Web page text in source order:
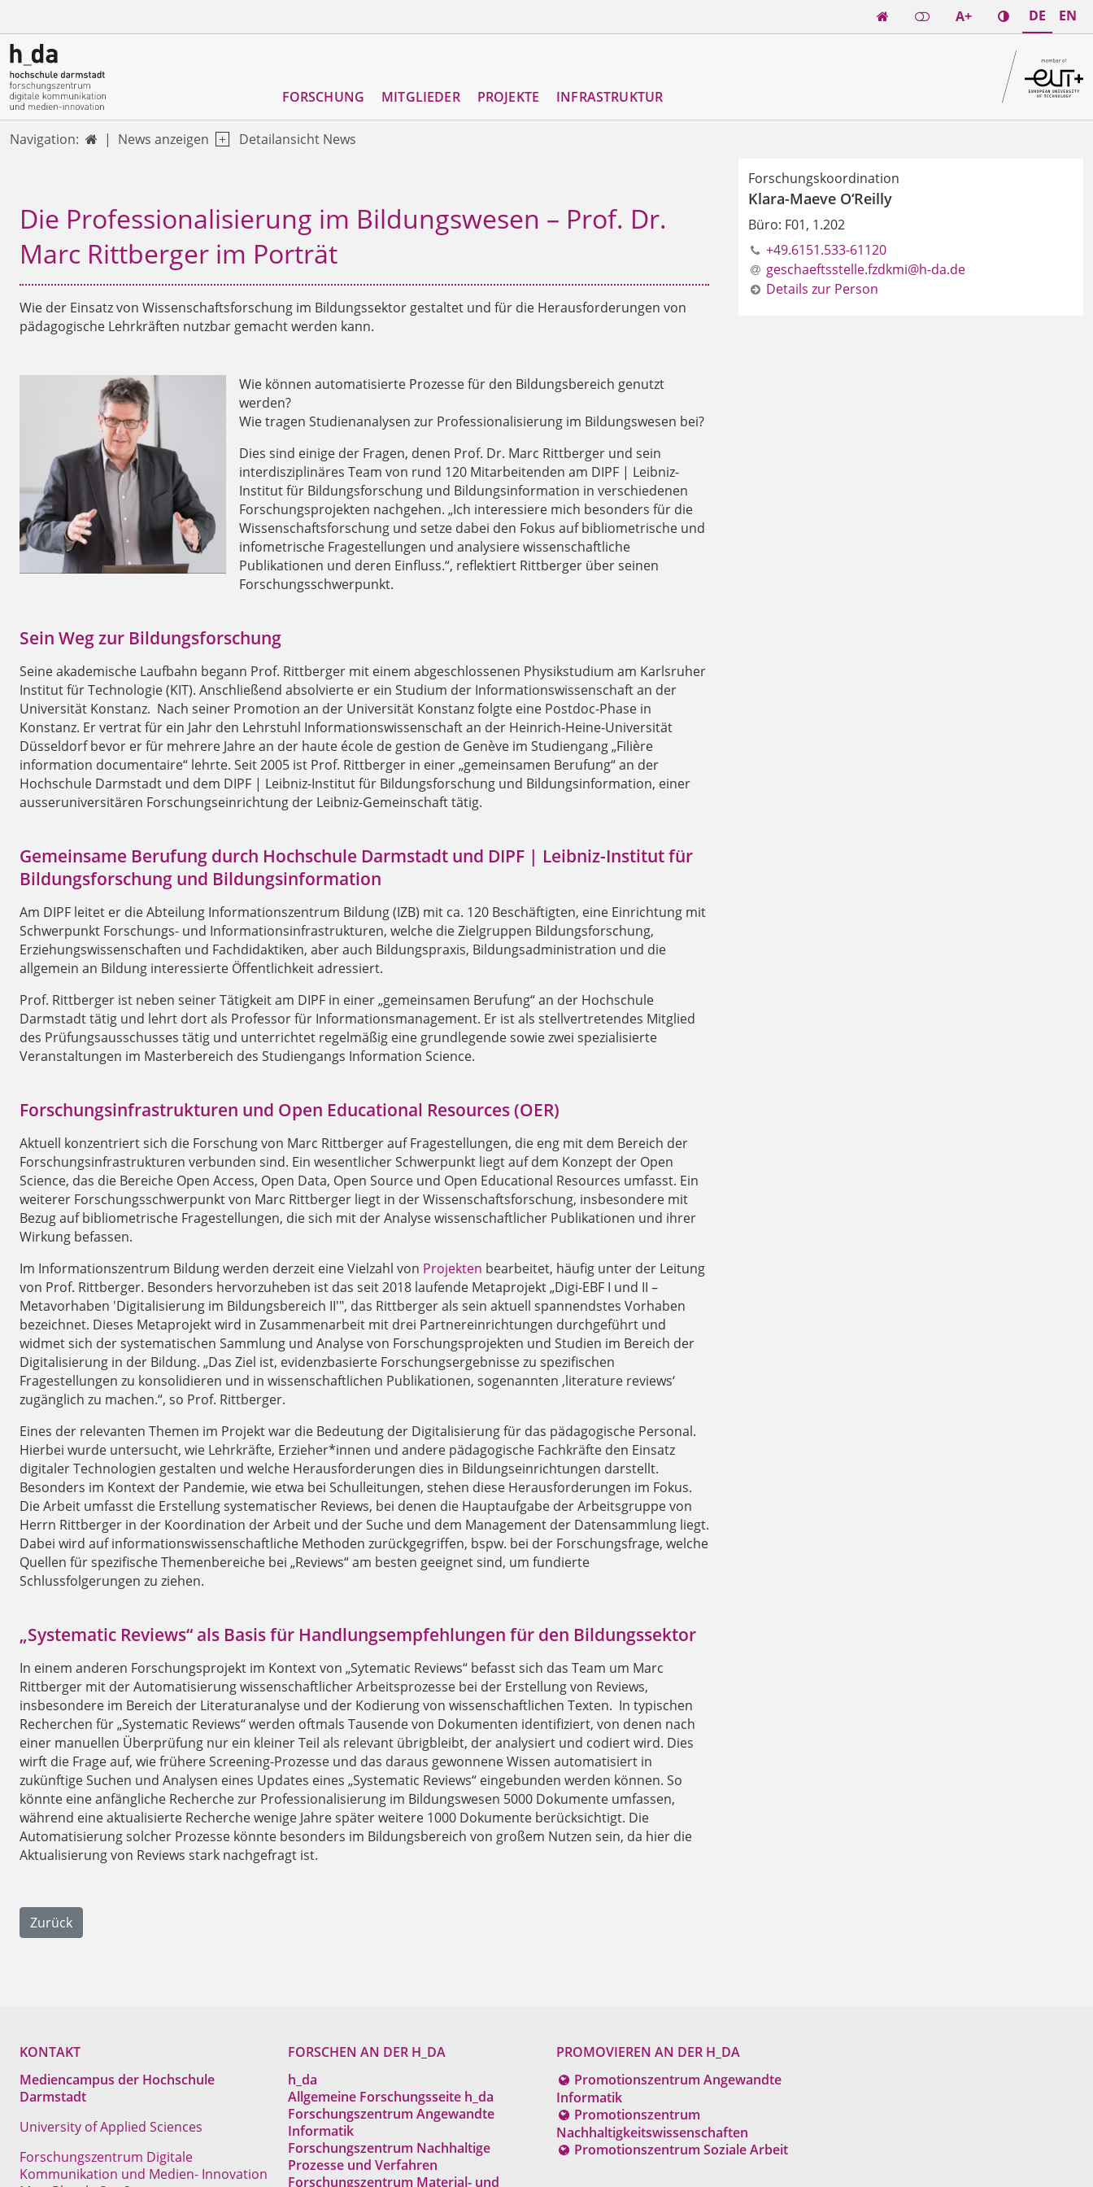
 A+ DE EN
FORSCHUNG MITGLIEDER PROJEKTE INFRASTRUKTUR
Navigation:  News anzeigen Detailansicht News
Die Professionalisierung im Bildungswesen – Prof. Dr.
Marc Rittberger im Porträt
Wie der Einsatz von Wissenschaftsforschung im Bildungssektor gestaltet und für die Herausforderungen von
pädagogische Lehrkräften nutzbar gemacht werden kann.
Wie können automatisierte Prozesse für den Bildungsbereich genutzt
werden?
Wie tragen Studienanalysen zur Professionalisierung im Bildungswesen bei?
Dies sind einige der Fragen, denen Prof. Dr. Marc Rittberger und sein
interdisziplinäres Team von rund 120 Mitarbeitenden am DIPF | Leibniz-
Institut für Bildungsforschung und Bildungsinformation in verschiedenen
Forschungsprojekten nachgehen. „Ich interessiere mich besonders für die
Wissenschaftsforschung und setze dabei den Fokus auf bibliometrische und
infometrische Fragestellungen und analysiere wissenschaftliche
Publikationen und deren Einfluss.“, reflektiert Rittberger über seinen
Forschungsschwerpunkt.
Sein Weg zur Bildungsforschung
Seine akademische Laufbahn begann Prof. Rittberger mit einem abgeschlossenen Physikstudium am Karlsruher
Institut für Technologie (KIT). Anschließend absolvierte er ein Studium der Informationswissenschaft an der
Universität Konstanz. Nach seiner Promotion an der Universität Konstanz folgte eine Postdoc-Phase in
Konstanz. Er vertrat für ein Jahr den Lehrstuhl Informationswissenschaft an der Heinrich-Heine-Universität
Düsseldorf bevor er für mehrere Jahre an der haute école de gestion de Genève im Studiengang „Filière
information documentaire“ lehrte. Seit 2005 ist Prof. Rittberger in einer „gemeinsamen Berufung“ an der
Hochschule Darmstadt und dem DIPF | Leibniz-Institut für Bildungsforschung und Bildungsinformation, einer
ausseruniversitären Forschungseinrichtung der Leibniz-Gemeinschaft tätig.
Gemeinsame Berufung durch Hochschule Darmstadt und DIPF | Leibniz-Institut für
Bildungsforschung und Bildungsinformation
Am DIPF leitet er die Abteilung Informationszentrum Bildung (IZB) mit ca. 120 Beschäftigten, eine Einrichtung mit
Schwerpunkt Forschungs- und Informationsinfrastrukturen, welche die Zielgruppen Bildungsforschung,
Erziehungswissenschaften und Fachdidaktiken, aber auch Bildungspraxis, Bildungsadministration und die
allgemein an Bildung interessierte Öffentlichkeit adressiert.
Prof. Rittberger ist neben seiner Tätigkeit am DIPF in einer „gemeinsamen Berufung“ an der Hochschule
Darmstadt tätig und lehrt dort als Professor für Informationsmanagement. Er ist als stellvertretendes Mitglied
des Prüfungsausschusses tätig und unterrichtet regelmäßig eine grundlegende sowie zwei spezialisierte
Veranstaltungen im Masterbereich des Studiengangs Information Science.
Forschungsinfrastrukturen und Open Educational Resources (OER)
Aktuell konzentriert sich die Forschung von Marc Rittberger auf Fragestellungen, die eng mit dem Bereich der
Forschungsinfrastrukturen verbunden sind. Ein wesentlicher Schwerpunkt liegt auf dem Konzept der Open
Science, das die Bereiche Open Access, Open Data, Open Source und Open Educational Resources umfasst. Ein
weiterer Forschungsschwerpunkt von Marc Rittberger liegt in der Wissenschaftsforschung, insbesondere mit
Bezug auf bibliometrische Fragestellungen, die sich mit der Analyse wissenschaftlicher Publikationen und ihrer
Wirkung befassen.
Im Informationszentrum Bildung werden derzeit eine Vielzahl von Projekten bearbeitet, häufig unter der Leitung
von Prof. Rittberger. Besonders hervorzuheben ist das seit 2018 laufende Metaprojekt „Digi-EBF I und II –
Metavorhaben 'Digitalisierung im Bildungsbereich II'", das Rittberger als sein aktuell spannendstes Vorhaben
bezeichnet. Dieses Metaprojekt wird in Zusammenarbeit mit drei Partnereinrichtungen durchgeführt und
widmet sich der systematischen Sammlung und Analyse von Forschungsprojekten und Studien im Bereich der
Digitalisierung in der Bildung. „Das Ziel ist, evidenzbasierte Forschungsergebnisse zu spezifischen
Fragestellungen zu konsolidieren und in wissenschaftlichen Publikationen, sogenannten ‚literature reviews‘
zugänglich zu machen.“, so Prof. Rittberger.
Eines der relevanten Themen im Projekt war die Bedeutung der Digitalisierung für das pädagogische Personal.
Hierbei wurde untersucht, wie Lehrkräfte, Erzieher*innen und andere pädagogische Fachkräfte den Einsatz
digitaler Technologien gestalten und welche Herausforderungen dies in Bildungseinrichtungen darstellt.
Besonders im Kontext der Pandemie, wie etwa bei Schulleitungen, stehen diese Herausforderungen im Fokus.
Die Arbeit umfasst die Erstellung systematischer Reviews, bei denen die Hauptaufgabe der Arbeitsgruppe von
Herrn Rittberger in der Koordination der Arbeit und der Suche und dem Management der Datensammlung liegt.
Dabei wird auf informationswissenschaftliche Methoden zurückgegriffen, bspw. bei der Forschungsfrage, welche
Quellen für spezifische Themenbereiche bei „Reviews“ am besten geeignet sind, um fundierte
Schlussfolgerungen zu ziehen.
„Systematic Reviews“ als Basis für Handlungsempfehlungen für den Bildungssektor
In einem anderen Forschungsprojekt im Kontext von „Sytematic Reviews“ befasst sich das Team um Marc
Rittberger mit der Automatisierung wissenschaftlicher Arbeitsprozesse bei der Erstellung von Reviews,
insbesondere im Bereich der Literaturanalyse und der Kodierung von wissenschaftlichen Texten. In typischen
Recherchen für „Systematic Reviews“ werden oftmals Tausende von Dokumenten identifiziert, von denen nach
einer manuellen Überprüfung nur ein kleiner Teil als relevant übrigbleibt, der analysiert und codiert wird. Dies
wirft die Frage auf, wie frühere Screening-Prozesse und das daraus gewonnene Wissen automatisiert in
zukünftige Suchen und Analysen eines Updates eines „Systematic Reviews“ eingebunden werden können. So
könnte eine anfängliche Recherche zur Professionalisierung im Bildungswesen 5000 Dokumente umfassen,
während eine aktualisierte Recherche wenige Jahre später weitere 1000 Dokumente berücksichtigt. Die
Automatisierung solcher Prozesse könnte besonders im Bildungsbereich von großem Nutzen sein, da hier die
Aktualisierung von Reviews stark nachgefragt ist.
Zurück
Forschungskoordination
Klara-Maeve O‘Reilly
Büro: F01, 1.202
+49.6151.533-61120
geschaeftsstelle.fzdkmi@h-da.de
Details zur Person
KONTAKT
Mediencampus der Hochschule
Darmstadt
University of Applied Sciences
Forschungszentrum Digitale
Kommunikation und Medien- Innovation
FORSCHEN AN DER H_DA
h_da
Allgemeine Forschungsseite h_da
Forschungszentrum Angewandte
Informatik
Forschungszentrum Nachhaltige
Prozesse und Verfahren
Forschungszentrum Material- und
PROMOVIEREN AN DER H_DA
Promotionszentrum Angewandte
Informatik
Promotionszentrum
Nachhaltigkeitswissenschaften
Promotionszentrum Soziale Arbeit